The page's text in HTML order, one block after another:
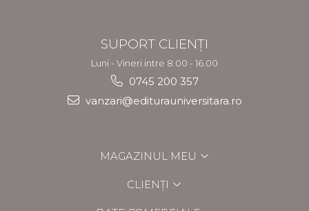
SUPORT CLIENȚI
Luni - Vineri intre 8.00 - 16.00
0745 200 357
vanzari@editurauniversitara.ro
MAGAZINUL MEU
CLIENȚI